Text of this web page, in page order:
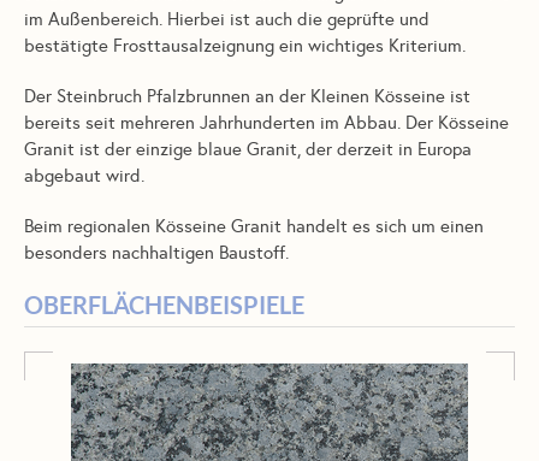
im Außenbereich. Hierbei ist auch die geprüfte und
bestätigte Frosttausalzeignung ein wichtiges Kriterium.
Der Steinbruch Pfalzbrunnen an der Kleinen Kösseine ist
bereits seit mehreren Jahrhunderten im Abbau. Der Kösseine
Granit ist der einzige blaue Granit, der derzeit in Europa
abgebaut wird.
Beim regionalen Kösseine Granit handelt es sich um einen
besonders nachhaltigen Baustoff.
OBERFLÄCHENBEISPIELE